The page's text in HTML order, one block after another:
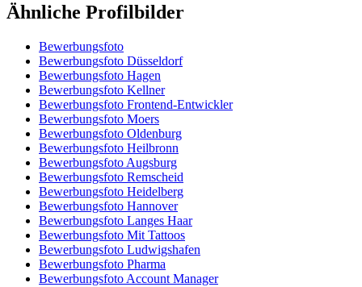
Ähnliche Profilbilder
Bewerbungsfoto
Bewerbungsfoto Düsseldorf
Bewerbungsfoto Hagen
Bewerbungsfoto Kellner
Bewerbungsfoto Frontend-Entwickler
Bewerbungsfoto Moers
Bewerbungsfoto Oldenburg
Bewerbungsfoto Heilbronn
Bewerbungsfoto Augsburg
Bewerbungsfoto Remscheid
Bewerbungsfoto Heidelberg
Bewerbungsfoto Hannover
Bewerbungsfoto Langes Haar
Bewerbungsfoto Mit Tattoos
Bewerbungsfoto Ludwigshafen
Bewerbungsfoto Pharma
Bewerbungsfoto Account Manager